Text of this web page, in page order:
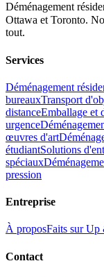
Déménagement
Ottawa et Toronto.
tout.
Services
Déménagement
bureauxTransport
distanceEmballage et
urgence
œuvres d'art
étudiantSolutions
spéciaux
pression
Entreprise
À proposFaits sur Up
Contact